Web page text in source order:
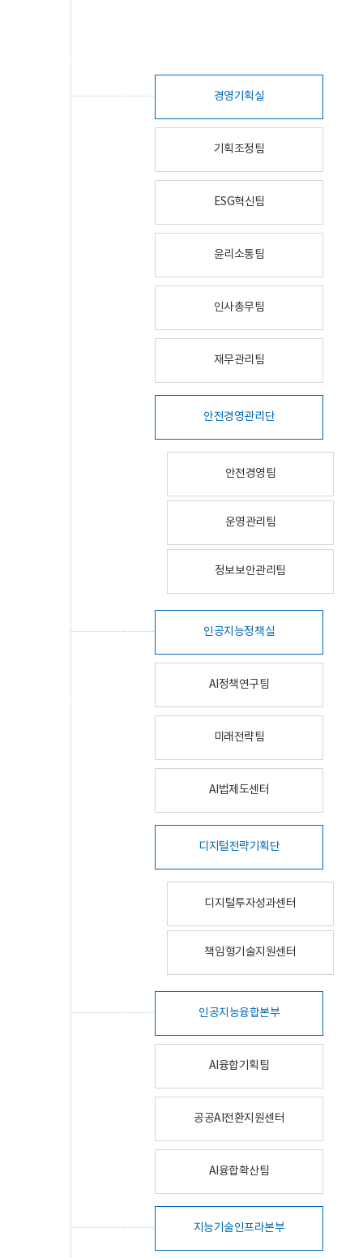
경영기획실
기획조정팀
ESG혁신팀
윤리소통팀
인사총무팀
재무관리팀
안전경영관리단
안전경영팀
운영관리팀
정보보안관리팀
인공지능정책실
AI정책연구팀
미래전략팀
AI법제도센터
디지털전략기획단
디지털투자성과센터
책임형기술지원센터
인공지능융합본부
AI융합기획팀
공공AI전환지원센터
AI융합확산팀
지능기술인프라본부